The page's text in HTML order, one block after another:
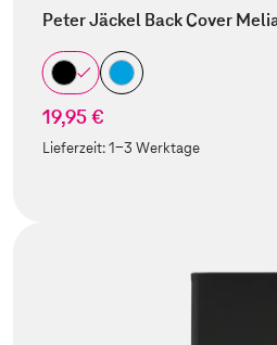
Peter Jäckel Back Cover
19,95 €
Lieferzeit:1-3 Werktage